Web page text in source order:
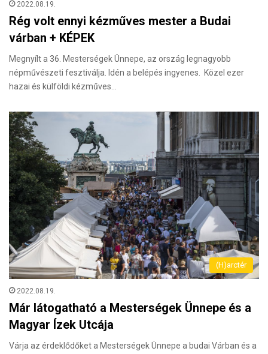
2022.08.19.
Rég volt ennyi kézműves mester a Budai
várban + KÉPEK
Megnyílt a 36. Mesterségek Ünnepe, az ország legnagyobb
népművészeti fesztiválja. Idén a belépés ingyenes. Közel ezer
hazai és külföldi kézműves…
(H)arctér
2022.08.19.
Már látogatható a Mesterségek Ünnepe és a
Magyar Ízek Utcája
Várja az érdeklődőket a Mesterségek Ünnepe a budai Várban és a